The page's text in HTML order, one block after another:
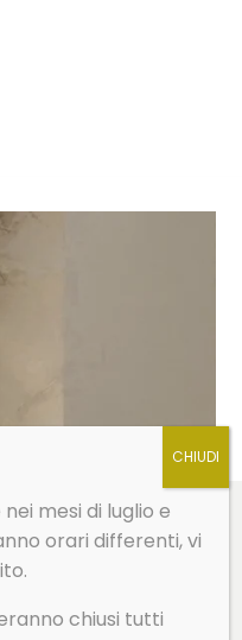
per te
mesi di luglio e
orari differenti, vi
chiusi tutti